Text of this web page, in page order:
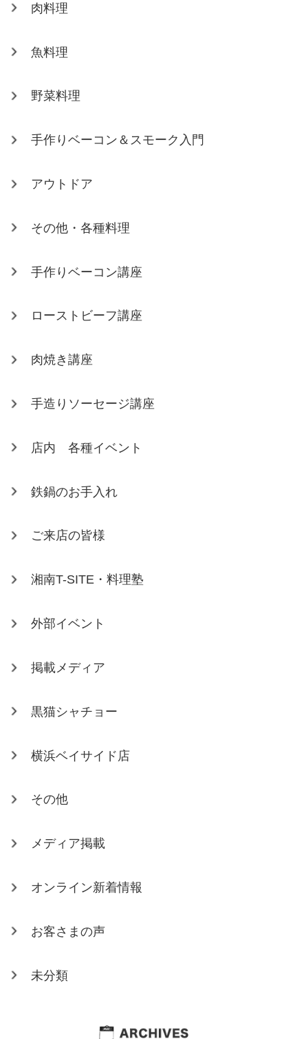
肉料理
魚料理
野菜料理
手作りベーコン＆スモーク入門
アウトドア
その他・各種料理
手作りベーコン講座
ローストビーフ講座
肉焼き講座
手造りソーセージ講座
店内 各種イベント
鉄鍋のお手入れ
ご来店の皆様
湘南T-SITE・料理塾
外部イベント
掲載メディア
黒猫シャチョー
横浜ベイサイド店
その他
メディア掲載
オンライン新着情報
お客さまの声
未分類